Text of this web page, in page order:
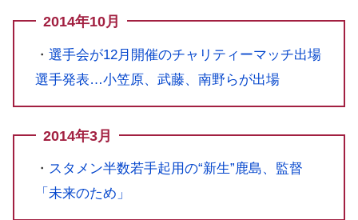
2014年10月
・ 選手会が12月開催のチャリティーマッチ出場
選手発表…小笠原、武藤、南野らが出場
2014年3月
・ スタメン半数若手起用の“新生”鹿島、監督
「未来のため」